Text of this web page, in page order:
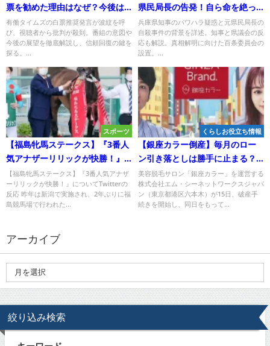
票を勧めた理由はなぜ？今後は
どうなる？
有働タイムズの白票推奨発言が波紋を呼
び、視聴者から批判が殺到。番組の意図や
今後の展望を徹底解説し、信頼回復の鍵を
探る。...
県民局長の告発！自ら命を絶っ
たのは何故？
兵庫県知事のパワハラ疑惑と元県民局長の
自殺事件の背景を詳述。知事と県議会の反
応も解説。真相解明に向けた百条委員会の
設置。...
スポーツ
【福島牝馬ステークス】『3番人
気アナザーリリックが快勝！』
についてTwitterの反応
【福島牝馬ステークス】『3番人気アナザ
ーリリックが快勝！』についてTwitterの
反応 昨年は新潟で実施され、2年ぶりに福
島競馬場で行われた...
くらしお役立ち情報
【銀座カラー倒産】毎月のロー
ン引き落としは勝手に止まる？
返金方法や対応！
美容脱毛サロン「銀座カラー」を運営する
株式会社エム・シーネットワークスジャパ
ン（東京都港区六本木）が15日、破産手
続きを開始し、同日をもって...
アーカイブ
絞り込み検索